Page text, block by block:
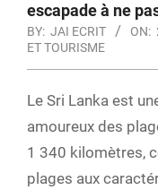
escapade à ne
BY: JAI ECRIT ON:
ET TOURISME
Le Sri Lanka est
amoureux des
1 340 kilomètres,
plages aux